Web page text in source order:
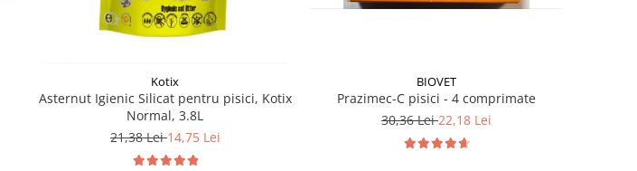
Kotix
Asternut Igienic Silicat pentru pisici, Kotix
Normal, 3.8L
21,38 Lei14,75 Lei
BIOVET
Prazimec-C pisici - 4 comprimate
30,36 Lei22,18 Lei